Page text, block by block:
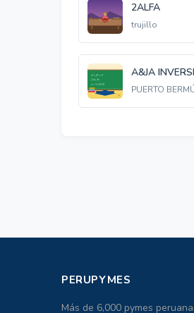
2ALFA
trujillo
A&JA
PUERTO
PERUPYMES
Más de 6,000 pymes